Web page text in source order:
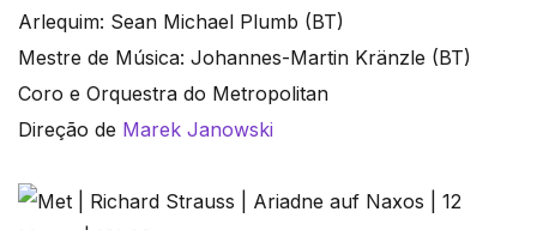
Arlequim: Sean Michael Plumb (BT)
Mestre de Música: Johannes-Martin Kränzle (BT)
Coro e Orquestra do Metropolitan
Direção de Marek Janowski